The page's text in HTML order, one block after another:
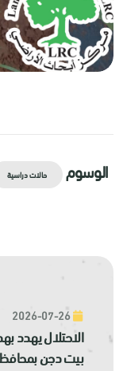
الوسوم حالات دراسية
الاحتلال يهدد
بيت دجن